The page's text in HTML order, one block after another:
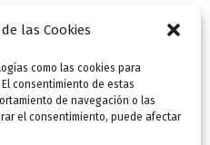
las Cookies
como las cookies para
consentimiento de estas
de navegación o las
el consentimiento, puede afectar